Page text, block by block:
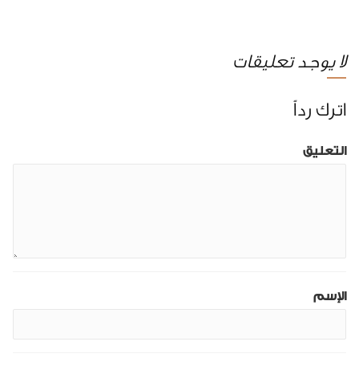
لا يوجد تعليقات
اترك رداً
التعليق
الإسم